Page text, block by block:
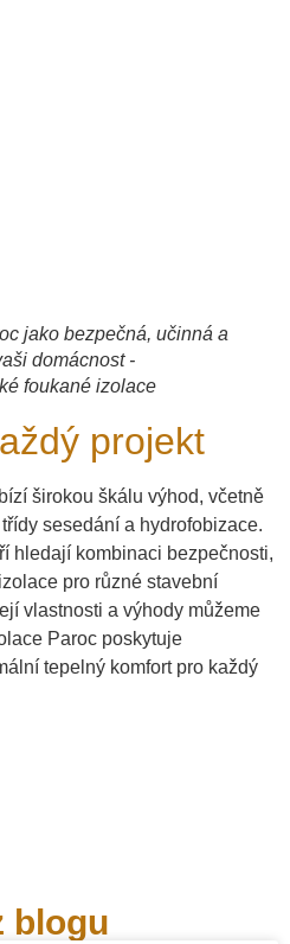
jako bezpečná, učinná a
domácnost -
foukané izolace
projekt
širokou škálu výhod, včetně
sesedání a hydrofobizace.
hledají kombinaci bezpečnosti,
pro různé stavební
vlastnosti a výhody můžeme
Paroc poskytuje
tepelný komfort pro každý
blogu